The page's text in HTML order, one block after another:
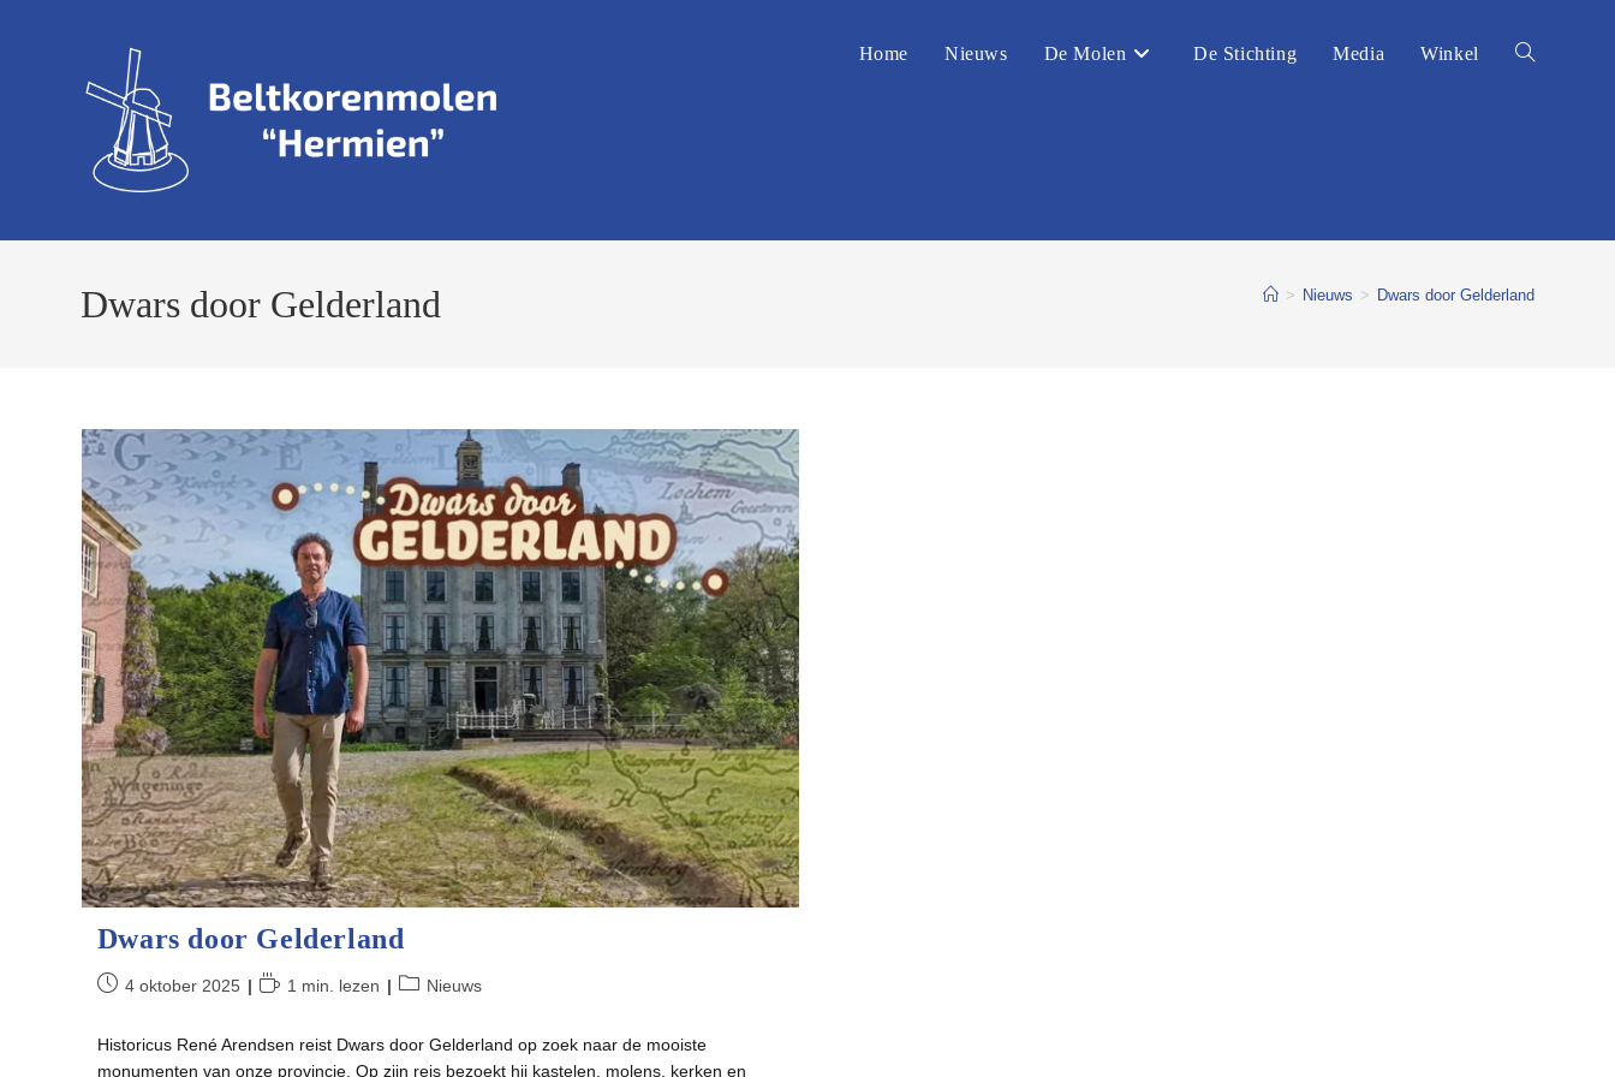
Home Nieuws De Molen De Stichting Media Winkel
Toggle
Dwars door Gelderland > Nieuws > Dwars door Gelderland
Dwars door Gelderland
Bericht4 oktober 2025 Leestijd:1 min. lezen Berichtcategorie:
Nieuws
Historicus René Arendsen reist Dwars door Gelderland op zoek naar de mooiste
monumenten van onze provincie. Op zijn reis bezoekt hij kastelen, molens, kerken en
Stichting Instandhouding Molen Hermien